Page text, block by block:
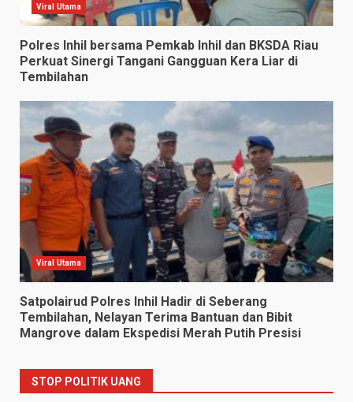
Viral Utama
Polres Inhil bersama Pemkab Inhil dan BKSDA Riau
Perkuat Sinergi Tangani Gangguan Kera Liar di
Tembilahan
Viral Utama
Satpolairud Polres Inhil Hadir di Seberang
Tembilahan, Nelayan Terima Bantuan dan Bibit
Mangrove dalam Ekspedisi Merah Putih Presisi
STOP POLITIK UANG